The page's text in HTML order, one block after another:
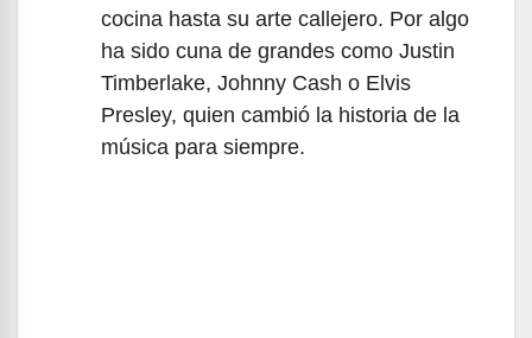
cocina hasta su arte callejero. Por algo
ha sido cuna de grandes como Justin
Timberlake, Johnny Cash o Elvis
Presley, quien cambió la historia de la
música para siempre.